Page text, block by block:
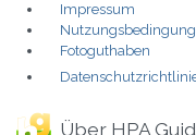
Impressum
Fotoguthaben
Über HPA